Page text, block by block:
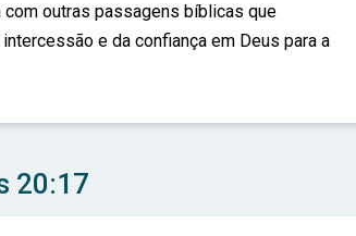
outras passagens bíblicas que
e da confiança em Deus para a
20:17